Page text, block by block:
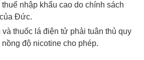
nhập khẩu cao do chính sách
Đức.
thuốc lá điện tử phải tuân thủ quy
độ nicotine cho phép.